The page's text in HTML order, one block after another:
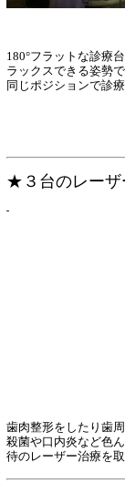
180°フラットな診療
ラックスできる姿勢
同じポジションで診
★３台のレーザ
歯肉整形をしたり歯
殺菌や口内炎など色
待のレーザー治療を